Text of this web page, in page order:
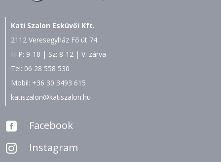
Kati Szalon Esküvői Kft.
2112 Veresegyház Fő út 74.
H-P: 9-18 | Sz: 8-12 | V: zárva
Tel: 06 28 558 530
Mobil: +36 30 3493 615
katiszalon@katiszalon.hu
 Facebook
 Instagram